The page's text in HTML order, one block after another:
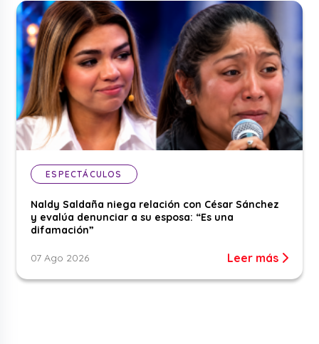
ESPECTÁCULOS
Naldy Saldaña niega relación con César Sánchez
y evalúa denunciar a su esposa: “Es una
difamación”
07 Ago 2026 Leer más